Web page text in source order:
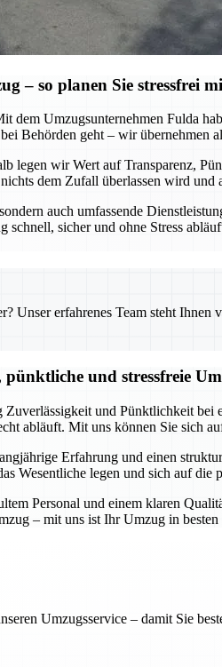
– so planen Sie stressfrei
Umzugsunternehmen Fulda
Behörden geht – wir übernehmen
legen wir Wert auf Transparenz,
dem Zufall überlassen wird
auch umfassende
sicher und ohne Stress
Unser erfahrenes Team steht
und stressfreie
und Pünktlichkeit bei
abläuft. Mit uns können Sie sich
Erfahrung und einen
Wesentliche legen und sich auf
Personal und einem klaren
– mit uns ist Ihr Umzug in
Umzugsservice – damit Sie